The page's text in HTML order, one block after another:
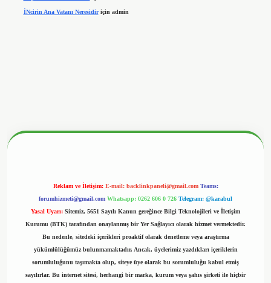
İNcirin Ana Vatanı Neresidiriçin admin
Reklam ve İletişim: E-mail: backlinkpaneli@gmail.com Teams:
forumhizmeti@gmail.com Whatsapp: 0262 606 0 726 Telegram: @karabul
Yasal Uyarı: Sitemiz, 5651 Sayılı Kanun gereğince Bilgi Teknolojileri ve İletişim
Kurumu (BTK) tarafından onaylanmış bir Yer Sağlayıcı olarak hizmet vermektedir.
Bu nedenle, sitedeki içerikleri proaktif olarak denetleme veya araştırma
yükümlülüğümüz bulunmamaktadır. Ancak, üyelerimiz yazdıkları içeriklerin
sorumluluğunu taşımakta olup, siteye üye olarak bu sorumluluğu kabul etmiş
sayılırlar. Bu internet sitesi, herhangi bir marka, kurum veya şahıs şirketi ile hiçbir